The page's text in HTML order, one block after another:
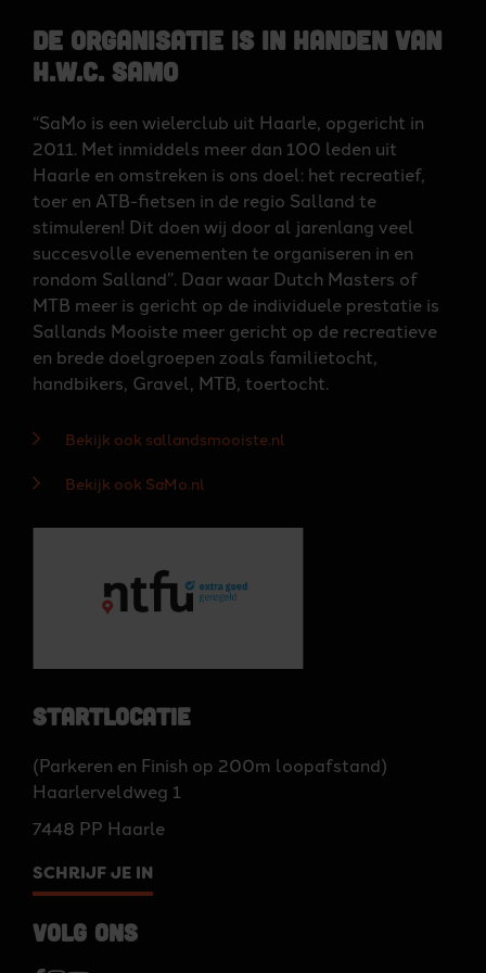
De organisatie is in handen van
H.W.C. SaMo
“SaMo is een wielerclub uit Haarle, opgericht in
2011. Met inmiddels meer dan 100 leden uit
Haarle en omstreken is ons doel: het recreatief,
toer en ATB-fietsen in de regio Salland te
stimuleren! Dit doen wij door al jarenlang veel
succesvolle evenementen te organiseren in en
rondom Salland”. Daar waar Dutch Masters of
MTB meer is gericht op de individuele prestatie is
Sallands Mooiste meer gericht op de recreatieve
en brede doelgroepen zoals familietocht,
handbikers, Gravel, MTB, toertocht.
Bekijk ook sallandsmooiste.nl
Bekijk ook SaMo.nl
Startlocatie
(Parkeren en Finish op 200m loopafstand)
Haarlerveldweg 1
7448 PP Haarle
SCHRIJF JE IN
Volg ons